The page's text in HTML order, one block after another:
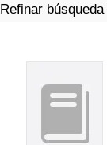
Refinar búsqueda